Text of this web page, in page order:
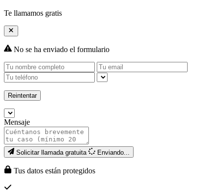
Te llamamos gratis
No se ha enviado el formulario
Reintentar
Mensaje
Solicitar llamada gratuita Enviando...
Tus datos están protegidos